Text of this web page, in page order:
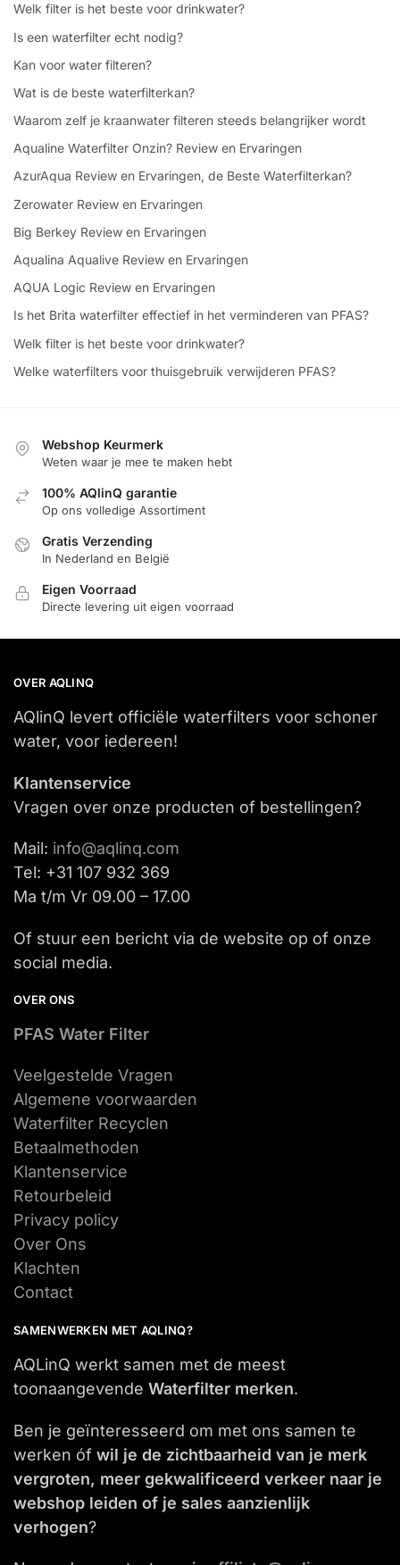
Welk filter is het beste voor drinkwater?
Is een waterfilter echt nodig?
Kan voor water filteren?
Wat is de beste waterfilterkan?
Waarom zelf je kraanwater filteren steeds belangrijker wordt
Aqualine Waterfilter Onzin? Review en Ervaringen
AzurAqua Review en Ervaringen, de Beste Waterfilterkan?
Zerowater Review en Ervaringen
Big Berkey Review en Ervaringen
Aqualina Aqualive Review en Ervaringen
AQUA Logic Review en Ervaringen
Is het Brita waterfilter effectief in het verminderen van PFAS?
Welk filter is het beste voor drinkwater?
Welke waterfilters voor thuisgebruik verwijderen PFAS?
Webshop Keurmerk
Weten waar je mee te maken hebt
100% AQlinQ garantie
Op ons volledige Assortiment
Gratis Verzending
In Nederland en België
Eigen Voorraad
Directe levering uit eigen voorraad
OVER AQLINQ
AQlinQ levert officiële waterfilters voor schoner
water, voor iedereen!
Klantenservice
Vragen over onze producten of bestellingen?
Mail: info@aqlinq.com
Tel: +31 107 932 369
Ma t/m Vr 09.00 – 17.00
Of stuur een bericht via de website op of onze
social media.
OVER ONS
PFAS Water Filter
Veelgestelde Vragen
Algemene voorwaarden
Waterfilter Recyclen
Betaalmethoden
Klantenservice
Retourbeleid
Privacy policy
Over Ons
Klachten
Contact
SAMENWERKEN MET AQLINQ?
AQLinQ werkt samen met de meest
toonaangevende Waterfilter merken.
Ben je geïnteresseerd om met ons samen te
werken óf wil je de zichtbaarheid van je merk
vergroten, meer gekwalificeerd verkeer naar je
webshop leiden of je sales aanzienlijk
verhogen?